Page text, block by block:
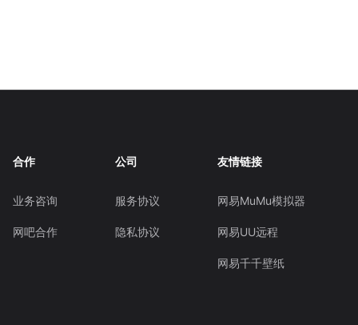
合作
业务咨询
网吧合作
公司
服务协议
隐私协议
友情链接
网易MuMu模拟器
网易UU远程
网易千千壁纸